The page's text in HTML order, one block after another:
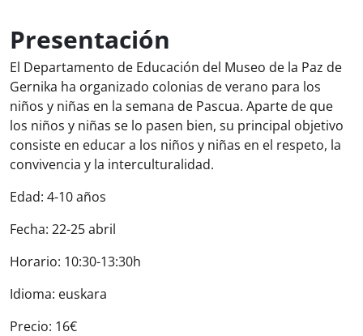
Presentación
El Departamento de Educación del Museo de la Paz de
Gernika ha organizado colonias de verano para los
niños y niñas en la semana de Pascua. Aparte de que
los niños y niñas se lo pasen bien, su principal objetivo
consiste en educar a los niños y niñas en el respeto, la
convivencia y la interculturalidad.
Edad: 4-10 años
Fecha: 22-25 abril
Horario: 10:30-13:30h
Idioma: euskara
Precio: 16€